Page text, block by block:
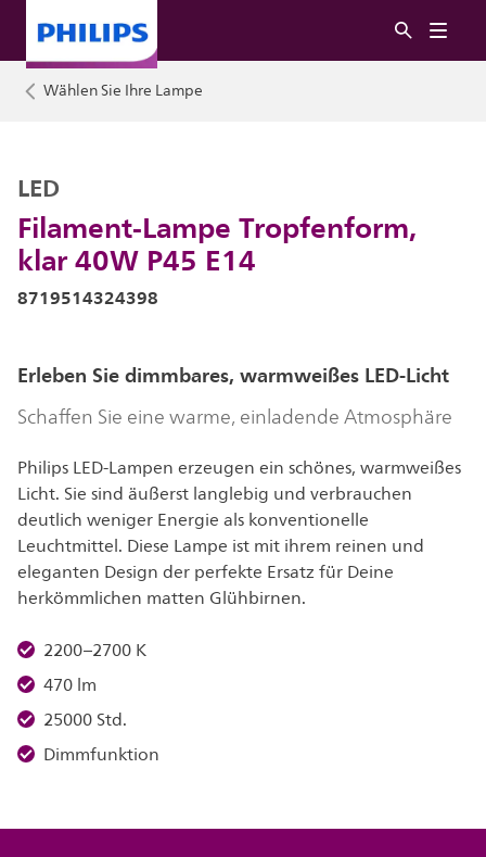
Wählen Sie Ihre Lampe
Filament-Lampe Tropfenform,
klar 40W P45 E14
LED
8719514324398
Erleben Sie dimmbares, warmweißes LED-Licht
Schaffen Sie eine warme, einladende Atmosphäre
Philips LED-Lampen erzeugen ein schönes, warmweißes
Licht. Sie sind äußerst langlebig und verbrauchen
deutlich weniger Energie als konventionelle
Leuchtmittel. Diese Lampe ist mit ihrem reinen und
eleganten Design der perfekte Ersatz für Deine
herkömmlichen matten Glühbirnen.
2200–2700 K
470 lm
25000 Std.
Dimmfunktion